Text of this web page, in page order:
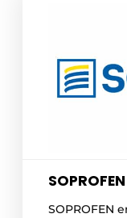
SOPROFEN
SOPROFEN